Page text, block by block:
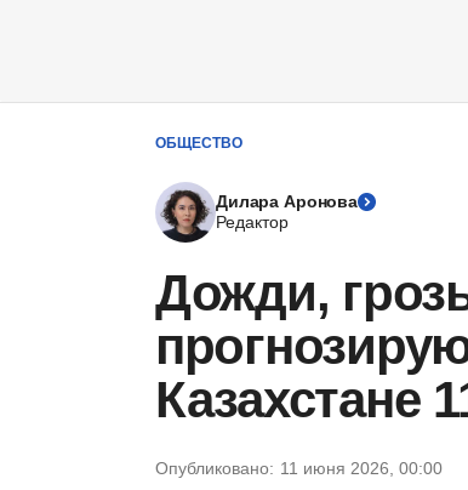
ОБЩЕСТВО
Дилара Аронова
Редактор
Дожди,
Казахстане
Опубликовано: 11 июня 2026, 00:00